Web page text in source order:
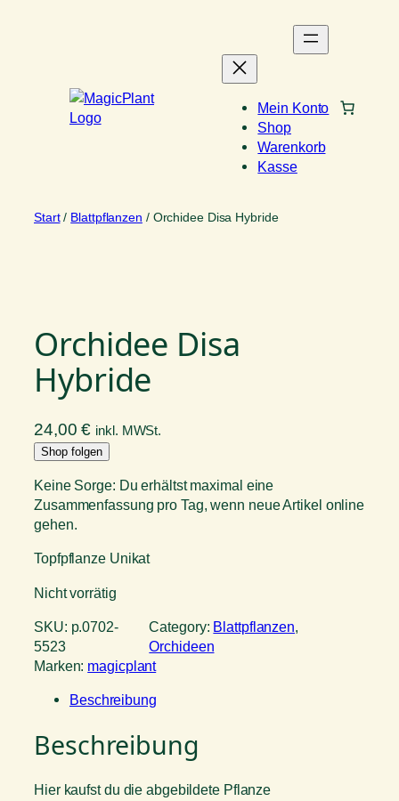
Mein Konto
Shop
Warenkorb
Kasse
Start/ Blattpflanzen / Orchidee Disa Hybride
Orchidee Disa
Hybride
24,00€ inkl. MWSt.
Shop folgen
Keine Sorge: Du erhältst maximal eine
Zusammenfassung pro Tag, wenn neue Artikel online
gehen.
Topfpflanze Unikat
Nicht vorrätig
SKU: p.0702-
5523
Category: Blattpflanzen
Orchideen
Marken: magicplant
Beschreibung
Beschreibung
Hier kaufst du die abgebildete Pflanze